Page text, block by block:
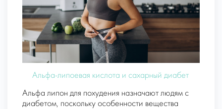
Альфа-липоевая кислота и сахарный диабет
Альфа липон для похудения назначают людям с
диабетом, поскольку особенности вещества